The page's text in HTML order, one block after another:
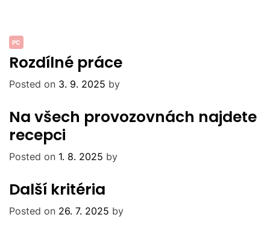
PC
Rozdílné práce
Posted on 3. 9. 2025 by
Na všech provozovnách najdete
recepci
Posted on 1. 8. 2025 by
Další kritéria
Posted on 26. 7. 2025 by